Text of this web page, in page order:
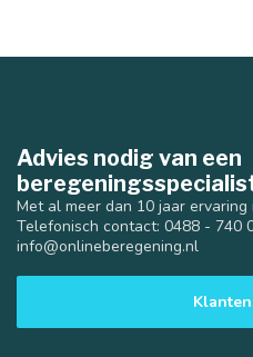
Advies nodig van een
Met al meer dan 10 jaar
Telefonisch contact: 0488 - 740
info@onlineberegening.nl